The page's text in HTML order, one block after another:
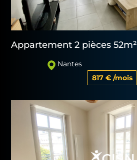
Appartement 2 pièces 52m²
Nantes
817 € /mois